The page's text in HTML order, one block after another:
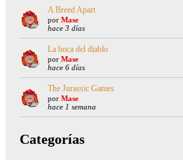
A Breed Apart
por Mase
hace 3 días
La boca del diablo
por Mase
hace 6 días
The Jurassic Games
por Mase
hace 1 semana
Categorías